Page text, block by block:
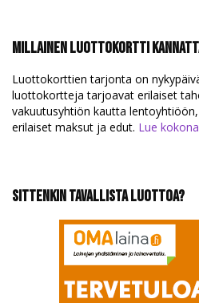
Millainen luottokortti
Luottokorttien tarjonta on
luottokortteja tarjoavat erilaiset
vakuutusyhtiön kautta
erilaiset maksut ja edut. Lue
Sittenkin tavallista luottoa?